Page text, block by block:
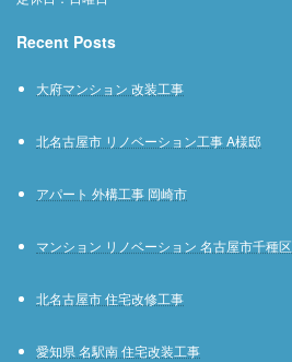
Recent Posts
大府マンション 改装工事
北名古屋市 リノベーション工事 A様邸
アパート 外構工事 岡崎市
マンション リノベーション 名古屋市千種区
北名古屋市 住宅改修工事
愛知県 名駅南 住宅改装工事